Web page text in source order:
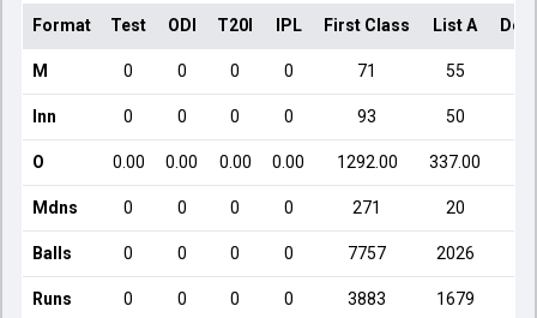
Format Test ODI T20I IPL First Class List A
M 0 0 0 0 71 55
Inn 0 0 0 0 93 50
O 0.00 0.00 0.00 0.00 1292.00 337.00
Mdns 0 0 0 0 271 20
Balls 0 0 0 0 7757 2026
Runs 0 0 0 0 3883 1679